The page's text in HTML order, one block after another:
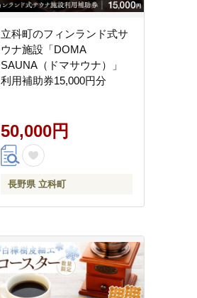
立科町のフィンランド式サ
ウナ施設「DOMA
SAUNA（ドマサウナ）」
利用補助券15,000円分
50,000円
長野県 立科町